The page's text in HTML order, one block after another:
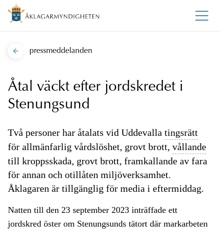
pressmeddelanden
Åtal väckt efter jordskredet i
Stenungsund
Två personer har åtalats vid Uddevalla tingsrätt
för allmänfarlig vårdslöshet, grovt brott, vållande
till kroppsskada, grovt brott, framkallande av fara
för annan och otillåten miljöverksamhet.
Åklagaren är tillgänglig för media i eftermiddag.
Natten till den 23 september 2023 inträffade ett
jordskred öster om Stenungsunds tätort där markarbeten